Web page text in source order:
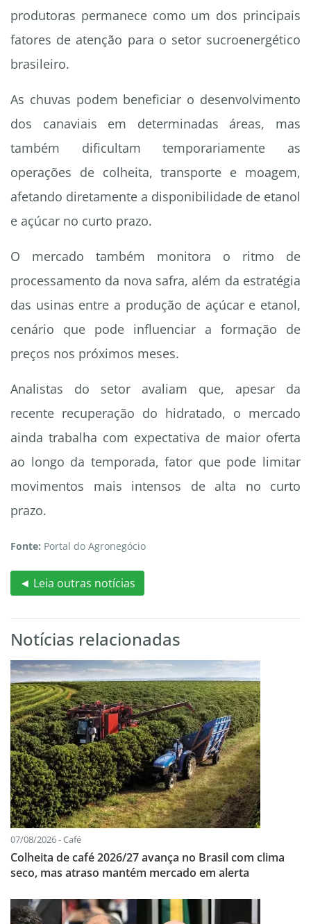
produtoras permanece como um dos principais
fatores de atenção para o setor sucroenergético
brasileiro.
As chuvas podem beneficiar o desenvolvimento
dos canaviais em determinadas áreas, mas
também dificultam temporariamente as
operações de colheita, transporte e moagem,
afetando diretamente a disponibilidade de etanol
e açúcar no curto prazo.
O mercado também monitora o ritmo de
processamento da nova safra, além da estratégia
das usinas entre a produção de açúcar e etanol,
cenário que pode influenciar a formação de
preços nos próximos meses.
Analistas do setor avaliam que, apesar da
recente recuperação do hidratado, o mercado
ainda trabalha com expectativa de maior oferta
ao longo da temporada, fator que pode limitar
movimentos mais intensos de alta no curto
prazo.
Fonte: Portal do Agronegócio
◄ Leia outras notícias
Notícias relacionadas
07/08/2026 - Café
Colheita de café 2026/27 avança no Brasil com clima
seco, mas atraso mantém mercado em alerta